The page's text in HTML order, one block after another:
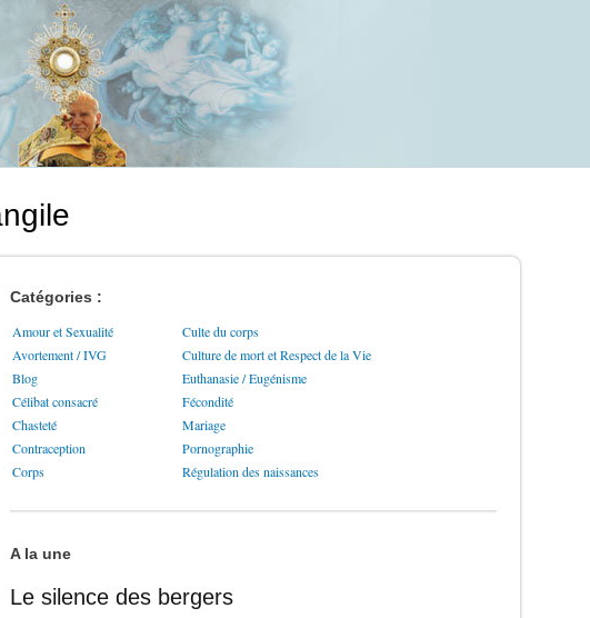
Catégories :
Amour et Sexualité
Culte du corps
Avortement / IVG
Culture de mort et Respect de la Vie
Blog
Euthanasie / Eugénisme
Célibat consacré
Fécondité
Chasteté
Mariage
Contraception
Pornographie
Corps
Régulation des naissances
A la une
Le silence des bergers